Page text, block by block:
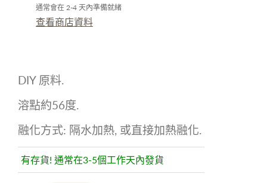
通常會在 2-4 天內準備就緒
查看商店資料
DIY 原料.
溶點約56度.
融化方式: 隔水加熱, 或直接加熱融化.
有存貨! 通常在3-5個工作天內發貨